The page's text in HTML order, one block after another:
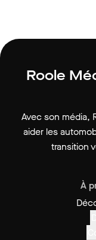
Roole
Avec son média,
aider les
transition
À